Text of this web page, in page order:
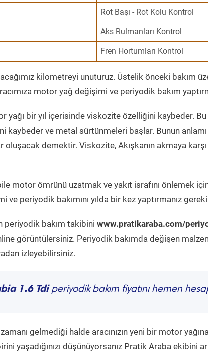
Rot Başı - Rot Kolu Kontrol
Aks Rulmanları Kontrol
Fren Hortumları Kontrol
kilometreyi unuturuz. Üstelik önceki bakım
motor yağ değişimi ve periyodik bakım
yağı bir yıl içerisinde viskozite özelliğini kaybeder.
ve metal sürtünmeleri başlar. Bunun anlamı
demektir. Viskozite, Akışkanın akmaya
motor ömrünü uzatmak ve yakıt israfını önlemek
ve periyodik bakımını yılda bir kez yaptırmanız
periyodik bakım takibini www.pratikaraba.com/
görüntülersiniz. Periyodik bakımda değişen
izleyebilirsiniz.
1.6 Tdiperiyodik bakım fiyatını hemen
gelmediği halde aracınızın yeni bir motor
yaşadığınızı düşünüyorsanız Pratik Araba ekibini